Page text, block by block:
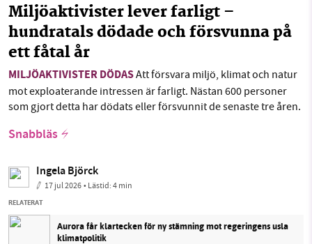
Miljöaktivister lever farligt –
hundratals dödade och försvunna på
ett fåtal år
MILJÖAKTIVISTER DÖDASAtt försvara miljö, klimat och natur
mot exploaterande intressen är farligt. Nästan 600 personer
som gjort detta har dödats eller försvunnit de senaste tre åren.
Snabbläs
Ingela Björck
17 jul 2026• Lästid:4 min
RELATERAT
Aurora får klartecken för ny stämning mot regeringens usla
klimatpolitik